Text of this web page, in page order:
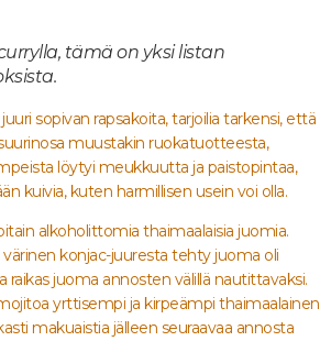
tämä on yksi listan
sopivan rapsakoita, tarjoilia tarkensi, että
muustakin ruokatuotteesta,
löytyi meukkuutta ja paistopintaa,
kuivia, kuten harmillisen usein voi olla.
alkoholittomia thaimaalaisia juomia.
konjac-juuresta tehty juoma oli
raikas juoma annosten välillä nautittavaksi.
yrttisempi ja kirpeämpi thaimaalainen
makuaistia jälleen seuraavaa annosta